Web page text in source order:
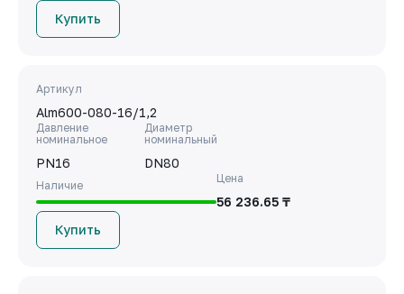
Купить
Артикул
Alm600-080-16/1,2
Давление
номинальное
PN16
Диаметр
номинальный
DN80
Наличие
Цена
56 236.65 ₸
Купить